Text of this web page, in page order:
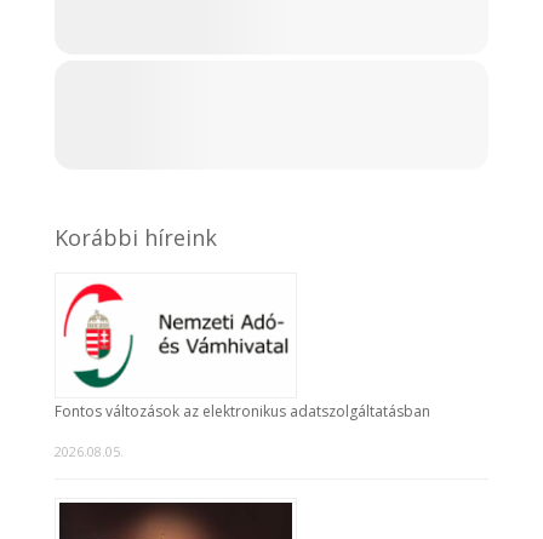
Korábbi híreink
Fontos változások az elektronikus adatszolgáltatásban
2026.08.05.